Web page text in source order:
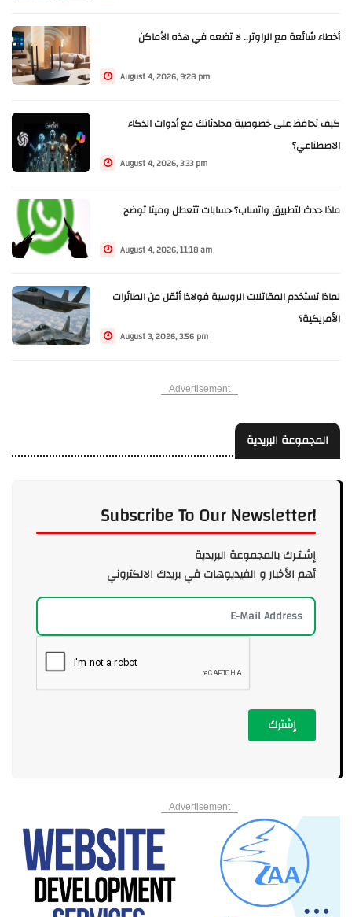
أخطاء شائعة مع الراوتر.. لا تضعه في هذه الأماكن
August 4, 2026, 9:28 pm
كيف تحافظ على خصوصية محادثاتك مع أدوات الذكاء
الاصطناعي؟
August 4, 2026, 3:33 pm
ماذا حدث لتطبيق واتساب؟ حسابات تتعطل وميتا توضح
August 4, 2026, 11:18 am
لماذا تستخدم المقاتلات الروسية فولاذا أثقل من الطائرات
الأمريكية؟
August 3, 2026, 3:56 pm
Advertisement
المجموعة البريدية
Subscribe To Our Newsletter!
إشـتـرك بالمجموعة البريدية
أهم الأخبار و الفيديوهات في بريدك الالكتروني
إشترك
Advertisement